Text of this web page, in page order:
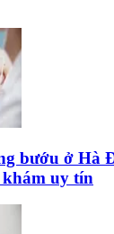
bướu ở Hà
uy tín